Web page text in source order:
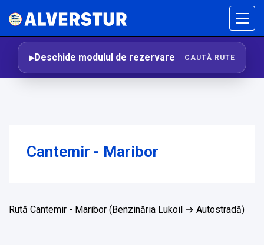
Deschide modulul de rezervare CAUTĂ RUTE
Cantemir - Maribor
Rută Cantemir - Maribor (Benzinăria Lukoil → Autostradă)